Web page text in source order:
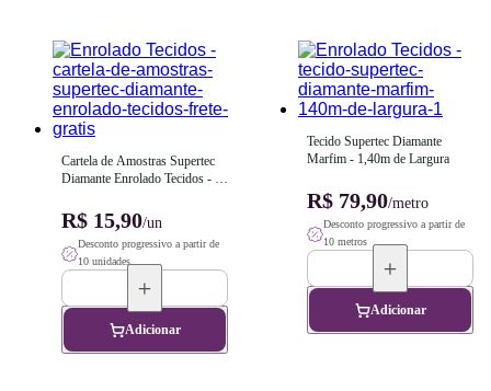
Cartela de Amostras Supertec
Diamante Enrolado Tecidos -
R$ 15,90/un
Desconto progressivo a partir de
10 unidades
Adicionar
Tecido Supertec Diamante
Marfim - 1,40m de Largura
R$ 79,90/metro
Desconto progressivo a partir de
10 metros
Adicionar